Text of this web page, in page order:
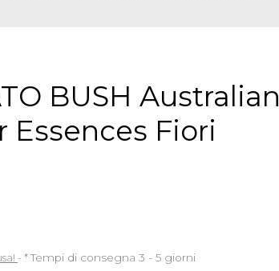
BUSH Australian
Essences Fiori
*Tempi di consegna 3 - 5 giorni